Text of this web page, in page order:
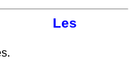
Les